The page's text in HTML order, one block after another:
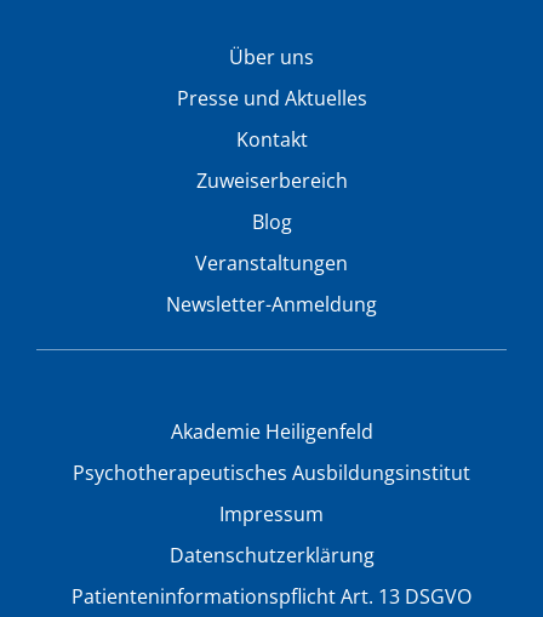
Über uns
Presse und Aktuelles
Kontakt
Zuweiserbereich
Blog
Veranstaltungen
Newsletter-Anmeldung
Akademie Heiligenfeld
Psychotherapeutisches Ausbildungsinstitut
Impressum
Datenschutzerklärung
Patienteninformationspflicht Art. 13 DSGVO